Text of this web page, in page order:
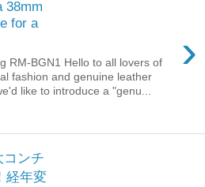
38mm
for a
›
RM-BGN1 Hello to all lovers of
fashion and genuine leather
like to introduce a "genu...
コンチ
経年変